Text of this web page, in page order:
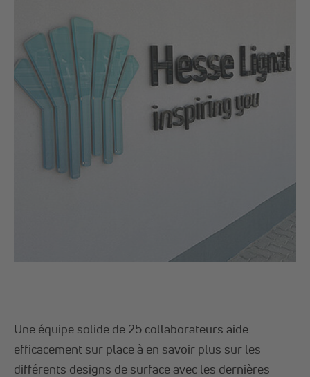
Une équipe solide de 25 collaborateurs aide
efficacement sur place à en savoir plus sur les
différents designs de surface avec les dernières